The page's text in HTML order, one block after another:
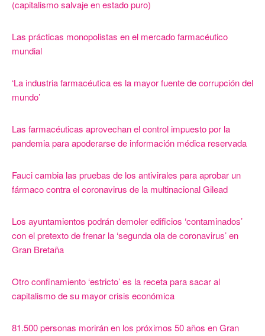
(capitalismo salvaje en estado puro)
Las prácticas monopolistas en el mercado farmacéutico
mundial
‘La industria farmacéutica es la mayor fuente de corrupción del
mundo’
Las farmacéuticas aprovechan el control impuesto por la
pandemia para apoderarse de información médica reservada
Fauci cambia las pruebas de los antivirales para aprobar un
fármaco contra el coronavirus de la multinacional Gilead
Los ayuntamientos podrán demoler edificios ‘contaminados’
con el pretexto de frenar la ‘segunda ola de coronavirus’ en
Gran Bretaña
Otro confinamiento ‘estricto’ es la receta para sacar al
capitalismo de su mayor crisis económica
81.500 personas morirán en los próximos 50 años en Gran